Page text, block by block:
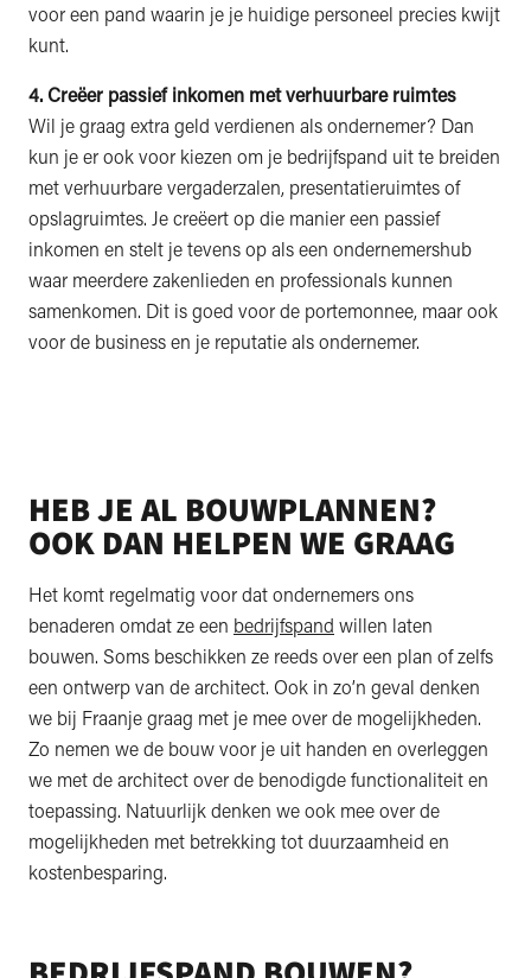
voor een pand waarin je je huidige personeel precies kwijt
kunt.
4. Creëer passief inkomen met verhuurbare ruimtes
Wil je graag extra geld verdienen als ondernemer? Dan
kun je er ook voor kiezen om je bedrijfspand uit te breiden
met verhuurbare vergaderzalen, presentatieruimtes of
opslagruimtes. Je creëert op die manier een passief
inkomen en stelt je tevens op als een ondernemershub
waar meerdere zakenlieden en professionals kunnen
samenkomen. Dit is goed voor de portemonnee, maar ook
voor de business en je reputatie als ondernemer.
HEB JE AL BOUWPLANNEN?
OOK DAN HELPEN WE GRAAG
Het komt regelmatig voor dat ondernemers ons
benaderen omdat ze een bedrijfspand willen laten
bouwen. Soms beschikken ze reeds over een plan of zelfs
een ontwerp van de architect. Ook in zo’n geval denken
we bij Fraanje graag met je mee over de mogelijkheden.
Zo nemen we de bouw voor je uit handen en overleggen
we met de architect over de benodigde functionaliteit en
toepassing. Natuurlijk denken we ook mee over de
mogelijkheden met betrekking tot duurzaamheid en
kostenbesparing.